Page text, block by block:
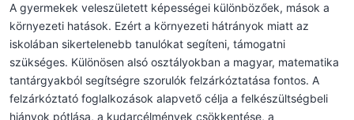
A gyermekek veleszületett képességei különbözőek, mások a
környezeti hatások. Ezért a környezeti hátrányok miatt az
iskolában sikertelenebb tanulókat segíteni, támogatni
szükséges. Különösen alsó osztályokban a magyar, matematika
tantárgyakból segítségre szorulók felzárkóztatása fontos. A
felzárkóztató foglalkozások alapvető célja a felkészültségbeli
hiányok pótlása, a kudarcélmények csökkentése, a